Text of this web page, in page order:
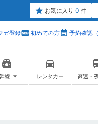
ガ登録 初めての方 予約確認
線 レンタカー 高速・
お気に入り 0 件